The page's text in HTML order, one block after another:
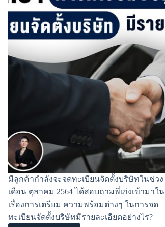
มีลูกค้ากำลังจะจดทะเบียนจัดตั้งบริษัทในช่วง
เดือน ตุลาคม 2564 ได้สอบถามพี่เก่งเข้ามาใน
เรื่องการเตรียม ความพร้อมต่างๆ ในการจด
ทะเบียนจัดตั้งบริษัทมีรายละเอียดอย่างไร?